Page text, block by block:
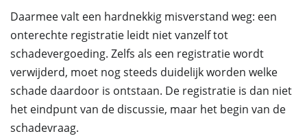
Daarmee valt een hardnekkig misverstand weg: een
onterechte registratie leidt niet vanzelf tot
schadevergoeding. Zelfs als een registratie wordt
verwijderd, moet nog steeds duidelijk worden welke
schade daardoor is ontstaan. De registratie is dan niet
het eindpunt van de discussie, maar het begin van de
schadevraag.